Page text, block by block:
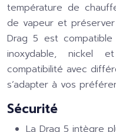
température de
de vapeur et
Drag 5 est
inoxydable, nickel
compatibilité avec
s’adapter à vos
Sécurité
La Drag 5 intègre